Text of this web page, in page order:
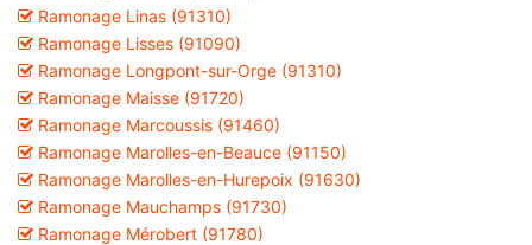
Ramonage Linas (91310)
Ramonage Lisses (91090)
Ramonage Longpont-sur-Orge (91310)
Ramonage Maisse (91720)
Ramonage Marcoussis (91460)
Ramonage Marolles-en-Beauce (91150)
Ramonage Marolles-en-Hurepoix (91630)
Ramonage Mauchamps (91730)
Ramonage Mérobert (91780)